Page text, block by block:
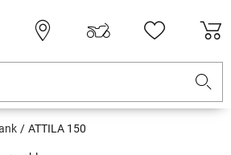
ATTILA 150